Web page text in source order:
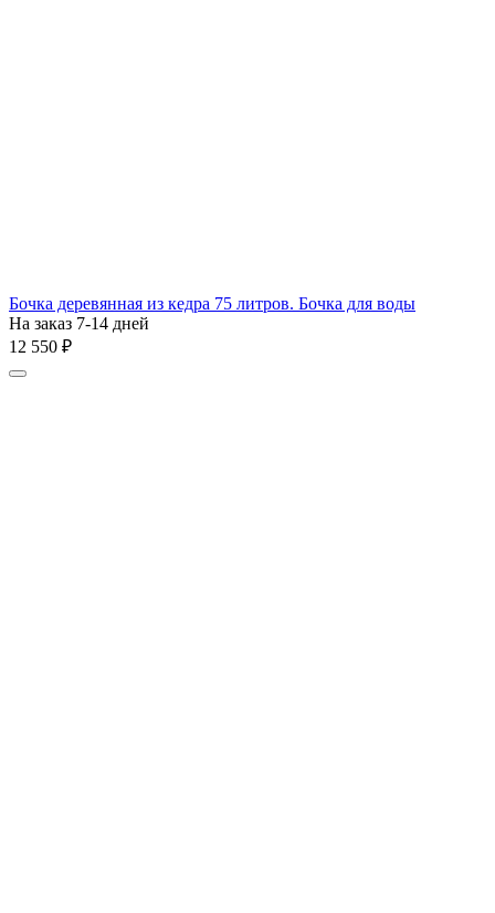
Бочка деревянная из кедра 75 литров. Бочка для воды
На заказ 7-14 дней
12 550 ₽